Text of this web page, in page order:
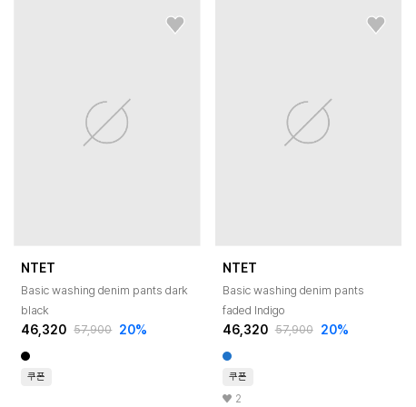
NTET
Basic washing denim pants dark
black
46,320 57,900 20%
쿠폰
NTET
Basic washing denim pants
faded Indigo
46,320 57,900 20%
쿠폰
2